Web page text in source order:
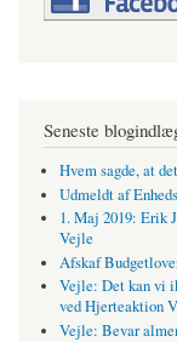
Seneste
Hvem sagde, at
Udmeldt af
1. Maj 2019: Erik
Vejle
Afskaf
Vejle: Det kan vi
ved Hjerteaktion
Vejle: Bevar